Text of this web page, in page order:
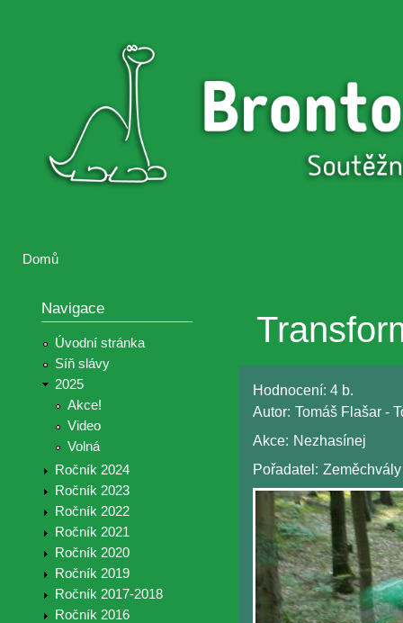
Brontosaurus
Brontosaurus
Domů
Navigace
Úvodní stránka
Síň slávy
2025
Akce!
Video
Volná
Ročník 2024
Ročník 2023
Ročník 2022
Ročník 2021
Ročník 2020
Ročník 2019
Ročník 2017-2018
Ročník 2016
Hodnocení: 4 b.
Autor: Tomáš Flašar -
Akce: Nezhasínej
Pořadatel: Zeměchvály